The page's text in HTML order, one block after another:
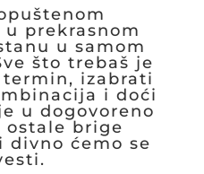
prekrasnom
u samom
što trebaš je
izabrati
i doći
u dogovoreno
ostale brige
ćemo se